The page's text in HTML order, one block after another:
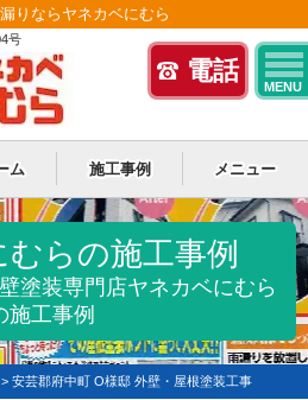
電話
MENU
りならヤネカベにむら
号
ム 施工事例 メニュー
らの施工事例
塗装専門店ヤネカベにむら
施工事例
> 安芸郡府中町 O様邸 外壁・屋根塗装工事